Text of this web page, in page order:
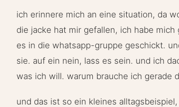
ich erinnere mich an eine situation, da
die jacke hat mir gefallen, ich habe
es in die whatsapp-gruppe geschickt.
sie. auf ein nein, lass es sein. und ich
was ich will. warum brauche ich gerade
und das ist so ein kleines